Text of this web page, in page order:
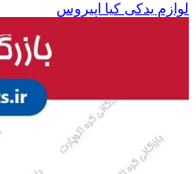
لوازم یدکی کیا اپیروس